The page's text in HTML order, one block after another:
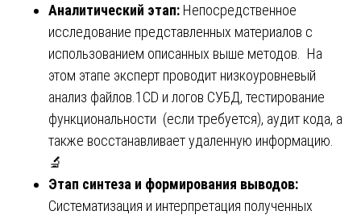
Аналитический этап: Непосредственное
исследование представленных материалов с
использованием описанных выше методов. На
этом этапе эксперт проводит низкоуровневый
анализ файлов.1CD и логов СУБД, тестирование
функциональности (если требуется), аудит кода, а
также восстанавливает удаленную информацию.
🔬
Этап синтеза и формирования выводов:
Систематизация и интерпретация полученных